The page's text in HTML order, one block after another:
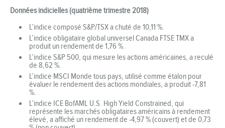
Données indicielles (quatrième trimestre 2018)
L’indice composé S&P/TSX a chuté de 10,11 %.
L’indice obligataire global universel Canada FTSE TMX a
produit un rendement de 1,76 %.
L’indice S&P 500, qui mesure les actions américaines, a reculé
de 8,62 %.
L’indice MSCI Monde tous pays, utilisé comme étalon pour
évaluer le rendement des actions mondiales, a produit -7,81
%.
L’indice ICE BofAML U.S. High Yield Constrained, qui
représente les marchés obligataires américains à rendement
élevé, a affiché un rendement de -4,97 % (couvert) et de 0,73